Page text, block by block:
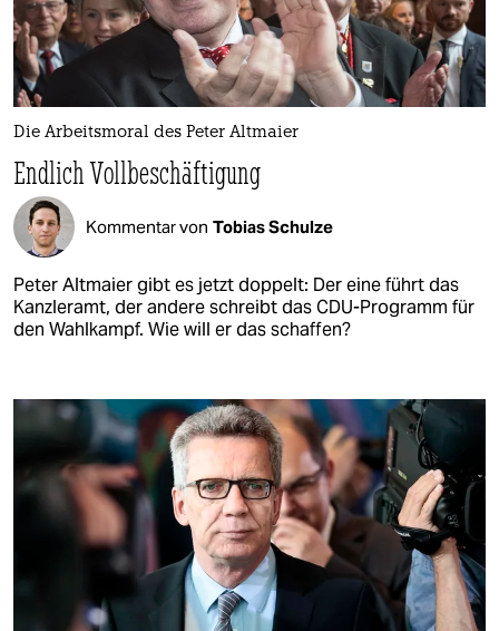
Die Arbeitsmoral des Peter Altmaier
Endlich Vollbeschäftigung
Kommentar von Tobias Schulze
Peter Altmaier gibt es jetzt doppelt: Der eine führt das
Kanzleramt, der andere schreibt das CDU-Programm für
den Wahlkampf. Wie will er das schaffen?